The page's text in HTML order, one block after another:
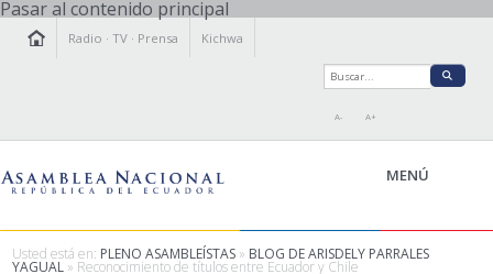
Pasar al contenido principal
Radio ·TV · Prensa Kichwa
A- A+
MENÚ
Usted está en: PLENO ASAMBLEÍSTAS » BLOG DE ARISDELY PARRALES
YAGUAL » Reconocimiento de títulos entre Ecuador y Chile